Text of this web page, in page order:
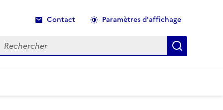
Contact Paramètres d'affichage
Recherche